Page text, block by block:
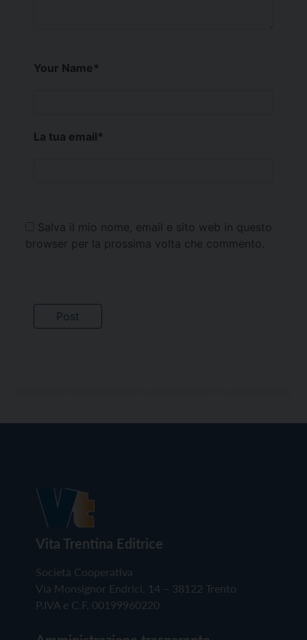
Your Name*
La tua email*
Salva il mio nome, email e sito web in questo
browser per la prossima volta che commento.
Vita Trentina Editrice
Società Cooperativa
Via Monsignor Endrici, 14 – 38122 Trento
P.IVA e C.F. 00199960220